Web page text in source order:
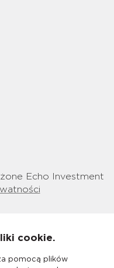
Echo Investment
cookie.
pomocą plików